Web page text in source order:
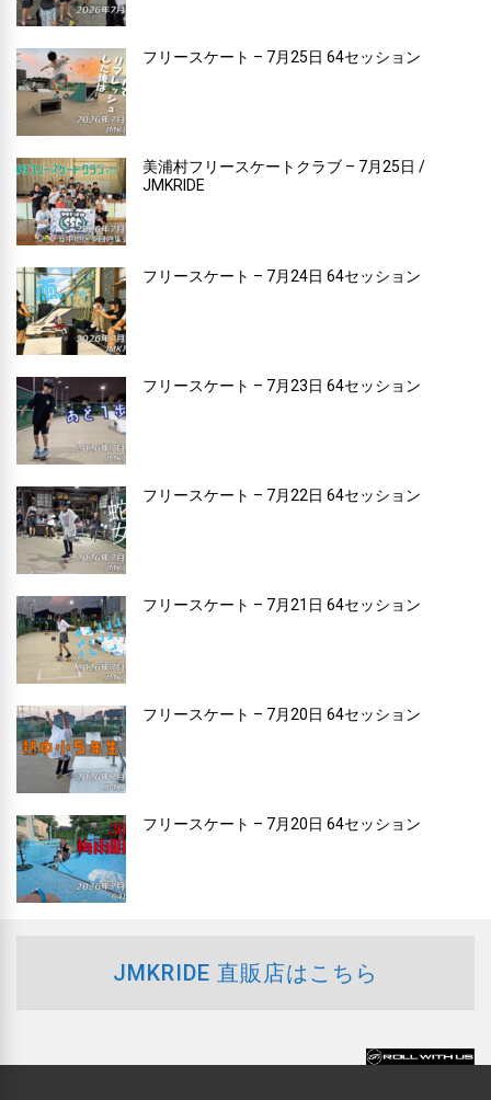
フリースケート – 7月25日 64セッション
美浦村フリースケートクラブ – 7月25日 /
JMKRIDE
フリースケート – 7月24日 64セッション
フリースケート – 7月23日 64セッション
フリースケート – 7月22日 64セッション
フリースケート – 7月21日 64セッション
フリースケート – 7月20日 64セッション
フリースケート – 7月20日 64セッション
JMKRIDE 直販店はこちら